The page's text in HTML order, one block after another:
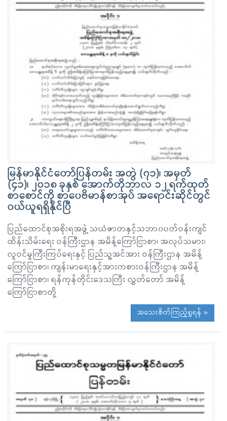
မြန်မာနိုင်ငံတော်ပြန်တမ်း အတွဲ (၇၁)၊ အမှတ်
(၄၁)၊ ၂၀၁၈ ခုနှစ် အောက်တိုဘာလ ၁၂ ရက်ထုတ်
စာစောင်ကို စာပေဗိမာန်စာအုပ် အရောင်းဆိုင်တွင်
ဝယ်ယူရရှိနိုင်ပြီ
ပြည်ထောင်စုအစိုးရအဖွဲ့ သယံဇာတနှင့်သဘာ၀ပတ်ဝန်းကျင်
ထိန်းသိမ်းရေး ဝန်ကြီးဌာန အမိန့်ကြော်ငြာစာ၊ အလုပ်သမား၊
လူဝင်မှုကြီးကြပ်ရေးနှင့် ပြည်သူ့အင်အား ဝန်ကြီးဌာန အမိန့်
ကြော်ငြာစာ၊ ကျန်းမာရေးနှင့်အားကစားဝန်ကြီးဌာန အမိန့်
ကြော်ငြာစာ၊ ရန်ကုန်တိုင်းဒေသကြီး လွှတ်တော် အမိန့်
ကြော်ငြာစာတို့
အသေးစိတ်ကြည့်ရှုရန် »